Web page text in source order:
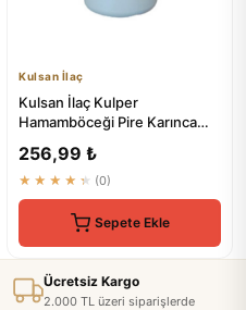
Kulsan İlaç
Kulsan İlaç Kulper
Hamamböceği Pire Karınca
500 Ml
256,99 ₺
★★★★★ (0)
Sepete Ekle
Ücretsiz Kargo
2.000 TL üzeri siparişlerde